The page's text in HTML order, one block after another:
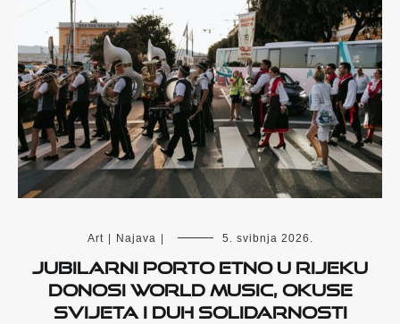
Art Najava 5. svibnja 2026.
Jubilarni Porto Etno u Rijeku
donosi world music, okuse
svijeta i duh solidarnosti